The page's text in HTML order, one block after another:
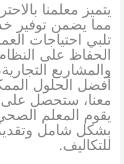
يتميز معلمنا
مما يضمن توفير
تلبي احتياجات
الحفاظ على
والمشاريع
أفضل الحلول
معنا، ستحصل
يقوم المعلم
بشكل شامل
للتكاليف.